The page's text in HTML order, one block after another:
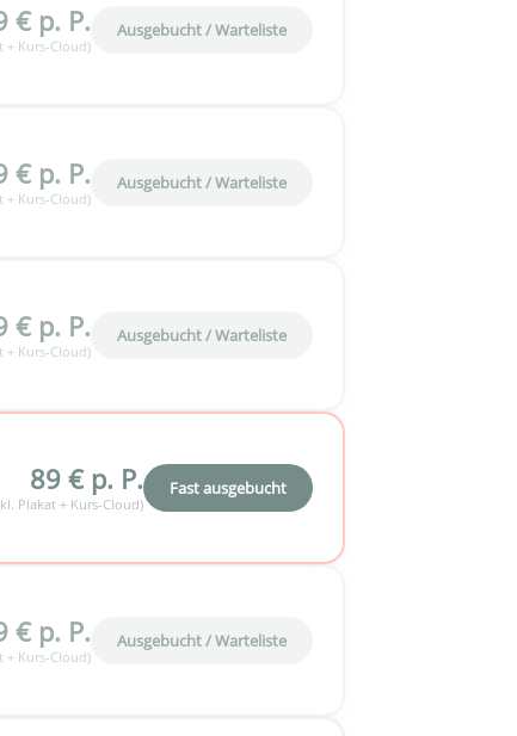
€ p. P.
+ Kurs-Cloud)
Ausgebucht / Warteliste
€ p. P.
+ Kurs-Cloud)
Ausgebucht / Warteliste
€ p. P.
+ Kurs-Cloud)
Ausgebucht / Warteliste
89 € p. P.
Plakat + Kurs-Cloud)
Fast ausgebucht
€ p. P.
+ Kurs-Cloud)
Ausgebucht / Warteliste